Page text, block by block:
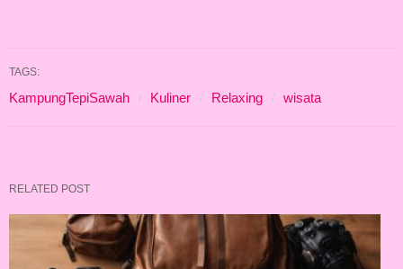
TAGS:
KampungTepiSawah Kuliner Relaxing wisata
RELATED POST